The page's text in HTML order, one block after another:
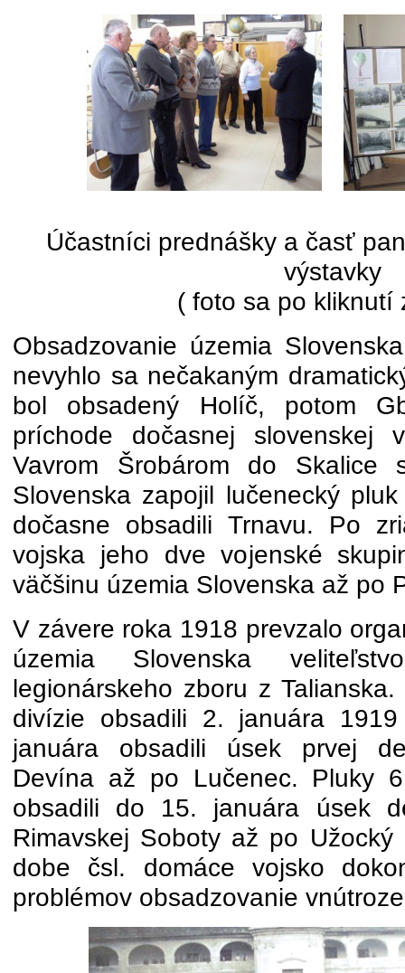
Účastníci prednášky a časť
výstavky
( foto sa po kliknutí
Obsadzovanie územia
nevyhlo sa nečakaným
bol obsadený Holíč, potom
príchode dočasnej
Vavrom Šrobárom do Skalice
Slovenska zapojil lučenecký
dočasne obsadili Trnavu. Po
vojska jeho dve vojenské
väčšinu územia Slovenska až po
V závere roka 1918 prevzalo
územia Slovenska
legionárskeho zboru z
divízie obsadili 2. januára
januára obsadili úsek prvej
Devína až po Lučenec. Pluky
obsadili do 15. januára úsek
Rimavskej Soboty až po
dobe čsl. domáce vojsko
problémov obsadzovanie